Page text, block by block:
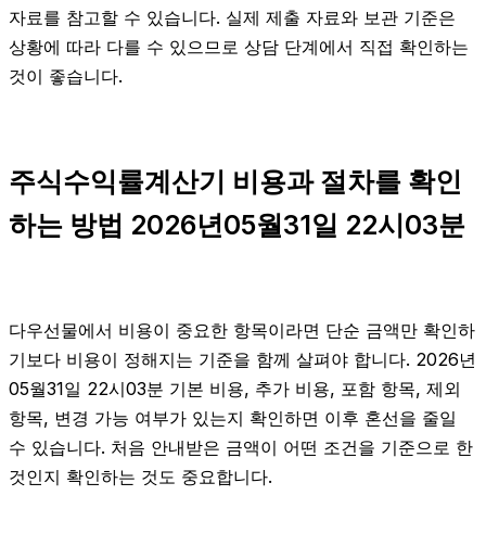
자료를 참고할 수 있습니다. 실제 제출 자료와 보관 기준은
상황에 따라 다를 수 있으므로 상담 단계에서 직접 확인하는
것이 좋습니다.
주식수익률계산기 비용과 절차를 확인
하는 방법 2026년05월31일 22시03분
다우선물에서 비용이 중요한 항목이라면 단순 금액만 확인하
기보다 비용이 정해지는 기준을 함께 살펴야 합니다. 2026년
05월31일 22시03분 기본 비용, 추가 비용, 포함 항목, 제외
항목, 변경 가능 여부가 있는지 확인하면 이후 혼선을 줄일
수 있습니다. 처음 안내받은 금액이 어떤 조건을 기준으로 한
것인지 확인하는 것도 중요합니다.